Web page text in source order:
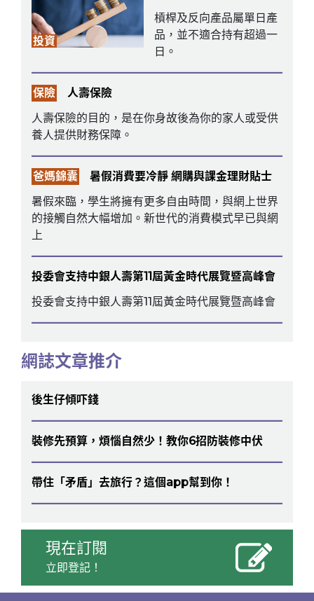
投資
槓桿及反向產品屬單日產
品，並不適合持有超過一
日。
保險
人壽保險
人壽保險的目的，是在你身故後為你的家人或受供
養人提供財務保障。
爸媽錦囊
暑假消費要冷靜 網購與課金理財貼士
暑假來臨，學生將擁有更多自由時間，與網上世界
的接觸自然大幅增加。新世代的消費模式早已與網
上
投委會支持中銀人壽第11屆黃金時代展覽暨高峰會
投委會支持中銀人壽第11屆黃金時代展覽暨高峰會
網誌文章推介
後生仔傾吓錢
裝修先預算，煩惱自然少！教你6招防裝修中伏
帶住「矛盾」去旅行？這個app幫到你！
現在訂閱
立即登記！